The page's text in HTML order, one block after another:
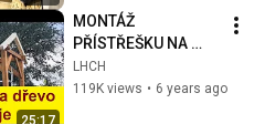
MONTÁŽ
PŘÍSTŘEŠKU NA
DŘEVO | čepované
spoje konstrukce |
LHCH
119K views • 6 years ago